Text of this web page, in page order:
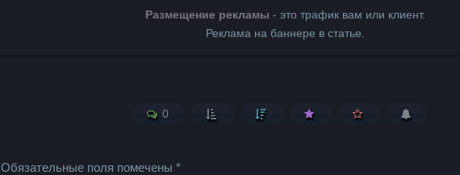
Размещение рекламы - это трафик вам или клиент.
Реклама на баннере в статье.
0
Обязательные поля помечены*